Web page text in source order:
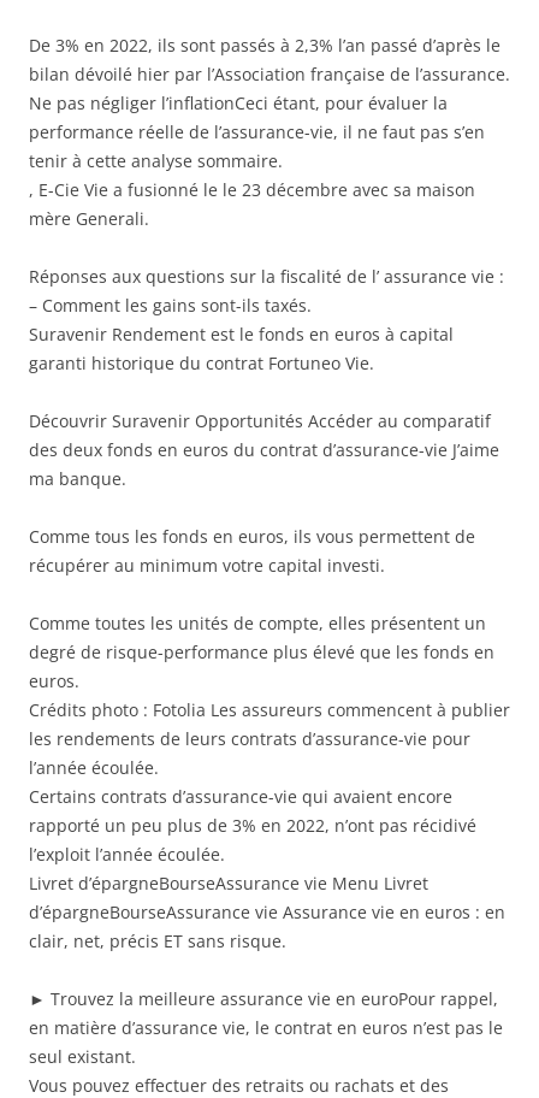
De 3% en 2022, ils sont passés à 2,3% l’an passé d’après le
bilan dévoilé hier par l’Association française de l’assurance.
Ne pas négliger l’inflationCeci étant, pour évaluer la
performance réelle de l’assurance-vie, il ne faut pas s’en
tenir à cette analyse sommaire.
, E-Cie Vie a fusionné le le 23 décembre avec sa maison
mère Generali.
Réponses aux questions sur la fiscalité de l’ assurance vie :
– Comment les gains sont-ils taxés.
Suravenir Rendement est le fonds en euros à capital
garanti historique du contrat Fortuneo Vie.
Découvrir Suravenir Opportunités Accéder au comparatif
des deux fonds en euros du contrat d’assurance-vie J’aime
ma banque.
Comme tous les fonds en euros, ils vous permettent de
récupérer au minimum votre capital investi.
Comme toutes les unités de compte, elles présentent un
degré de risque-performance plus élevé que les fonds en
euros.
Crédits photo : Fotolia Les assureurs commencent à publier
les rendements de leurs contrats d’assurance-vie pour
l’année écoulée.
Certains contrats d’assurance-vie qui avaient encore
rapporté un peu plus de 3% en 2022, n’ont pas récidivé
l’exploit l’année écoulée.
Livret d’épargneBourseAssurance vie Menu Livret
d’épargneBourseAssurance vie Assurance vie en euros : en
clair, net, précis ET sans risque.
► Trouvez la meilleure assurance vie en euroPour rappel,
en matière d’assurance vie, le contrat en euros n’est pas le
seul existant.
Vous pouvez effectuer des retraits ou rachats et des